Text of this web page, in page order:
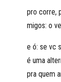
pro corre,
migos: o
e ó: se vc
é uma
pra quem